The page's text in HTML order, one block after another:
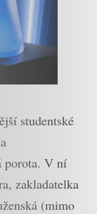
studentské
porota. V ní
zakladatelka
(mimo